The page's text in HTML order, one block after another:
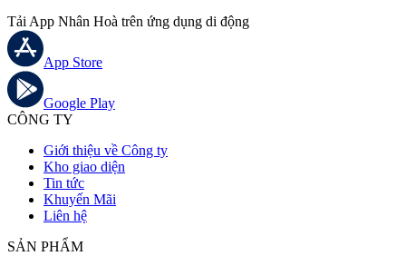
Tải App Nhân Hoà trên ứng dụng di động
App Store
Google Play
CÔNG TY
Giới thiệu về Công ty
Kho giao diện
Tin tức
Khuyến Mãi
Liên hệ
SẢN PHẨM